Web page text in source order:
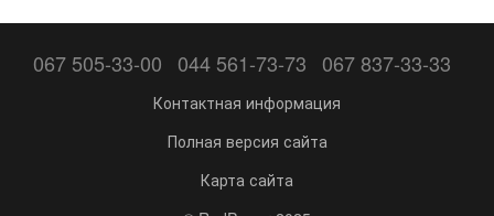
067 505-33-00 044 561-73-73 067 837-33-33
Контактная информация
Полная версия сайта
Карта сайта